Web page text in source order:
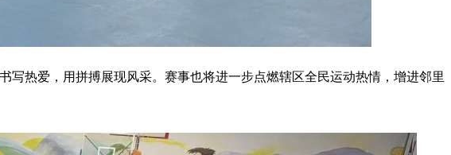
热爱，用拼搏展现风采。赛事也将进一步点燃辖区全民运动热情，增进邻里